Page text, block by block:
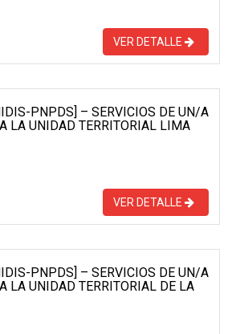
VER DETALLE
PNPDS] – SERVICIOS DE UN/A
LA UNIDAD TERRITORIAL LIMA
VER DETALLE
PNPDS] – SERVICIOS DE UN/A
LA UNIDAD TERRITORIAL DE LA